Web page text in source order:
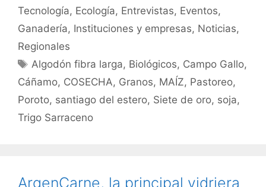
Tecnología, Ecología, Entrevistas, Eventos,
Ganadería, Instituciones y empresas, Noticias,
Regionales
Etiquetas
Algodón fibra larga, Biológicos, Campo Gallo,
Cáñamo, COSECHA, Granos, MAÍZ, Pastoreo,
Poroto, santiago del estero, Siete de oro, soja,
Trigo Sarraceno
ArgenCarne, la principal vidriera